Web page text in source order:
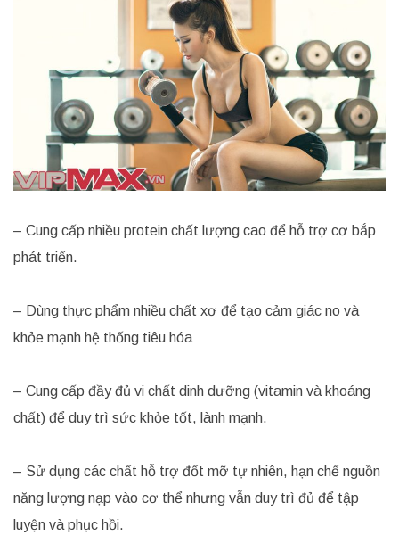
– Cung cấp nhiều protein chất lượng cao để hỗ trợ cơ bắp
phát triển.
– Dùng thực phẩm nhiều chất xơ để tạo cảm giác no và
khỏe mạnh hệ thống tiêu hóa
– Cung cấp đầy đủ vi chất dinh dưỡng (vitamin và khoáng
chất) để duy trì sức khỏe tốt, lành mạnh.
– Sử dụng các chất hỗ trợ đốt mỡ tự nhiên, hạn chế nguồn
năng lượng nạp vào cơ thể nhưng vẫn duy trì đủ để tập
luyện và phục hồi.